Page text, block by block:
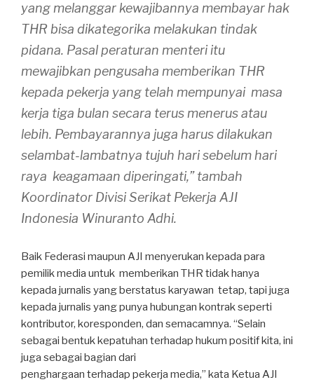
yang melanggar kewajibannya membayar hak
THR bisa dikategorika melakukan tindak
pidana. Pasal peraturan menteri itu
mewajibkan pengusaha memberikan THR
kepada pekerja yang telah mempunyai masa
kerja tiga bulan secara terus menerus atau
lebih. Pembayarannya juga harus dilakukan
selambat-lambatnya tujuh hari sebelum hari
raya keagamaan diperingati,” tambah
Koordinator Divisi Serikat Pekerja AJI
Indonesia Winuranto Adhi.
Baik Federasi maupun AJI menyerukan kepada para
pemilik media untuk memberikan THR tidak hanya
kepada jurnalis yang berstatus karyawan tetap, tapi juga
kepada jurnalis yang punya hubungan kontrak seperti
kontributor, koresponden, dan semacamnya. “Selain
sebagai bentuk kepatuhan terhadap hukum positif kita, ini
juga sebagai bagian dari
penghargaan terhadap pekerja media,” kata Ketua AJI